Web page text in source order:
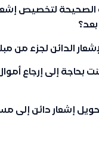
الصحيحة لتخصيص
الدائن لجزء من
بحاجة إلى إرجاع
إشعار دائن إلى